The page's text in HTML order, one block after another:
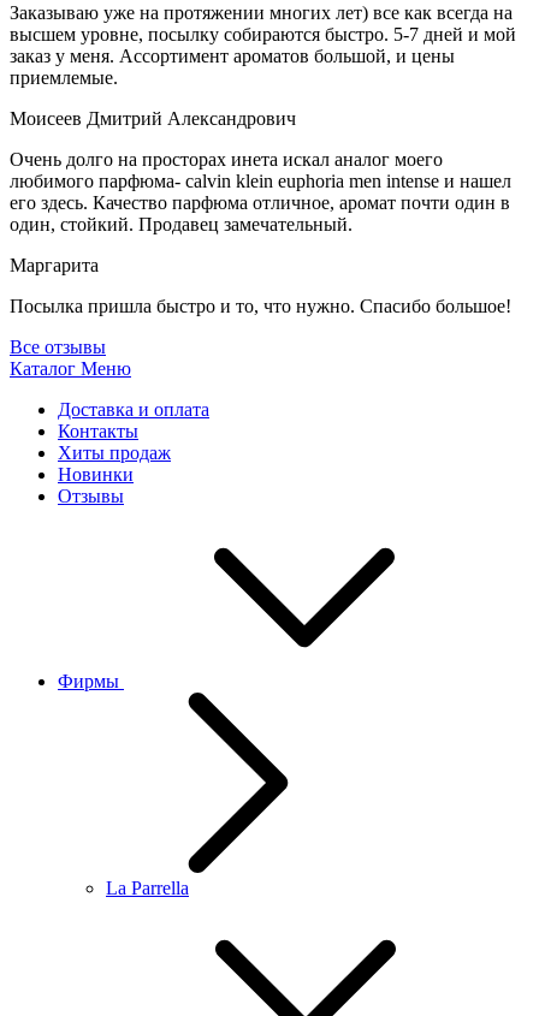
Заказываю уже на протяжении многих лет) все как всегда на
высшем уровне, посылку собираются быстро. 5-7 дней и мой
заказ у меня. Ассортимент ароматов большой, и цены
приемлемые.
Моисеев Дмитрий Александрович
Очень долго на просторах инета искал аналог моего
любимого парфюма- calvin klein euphoria men intense и нашел
его здесь. Качество парфюма отличное, аромат почти один в
один, стойкий. Продавец замечательный.
Маргарита
Посылка пришла быстро и то, что нужно. Спасибо большое!
Все отзывы
Каталог Меню
Доставка и оплата
Контакты
Хиты продаж
Новинки
Отзывы
Фирмы
La Parrella